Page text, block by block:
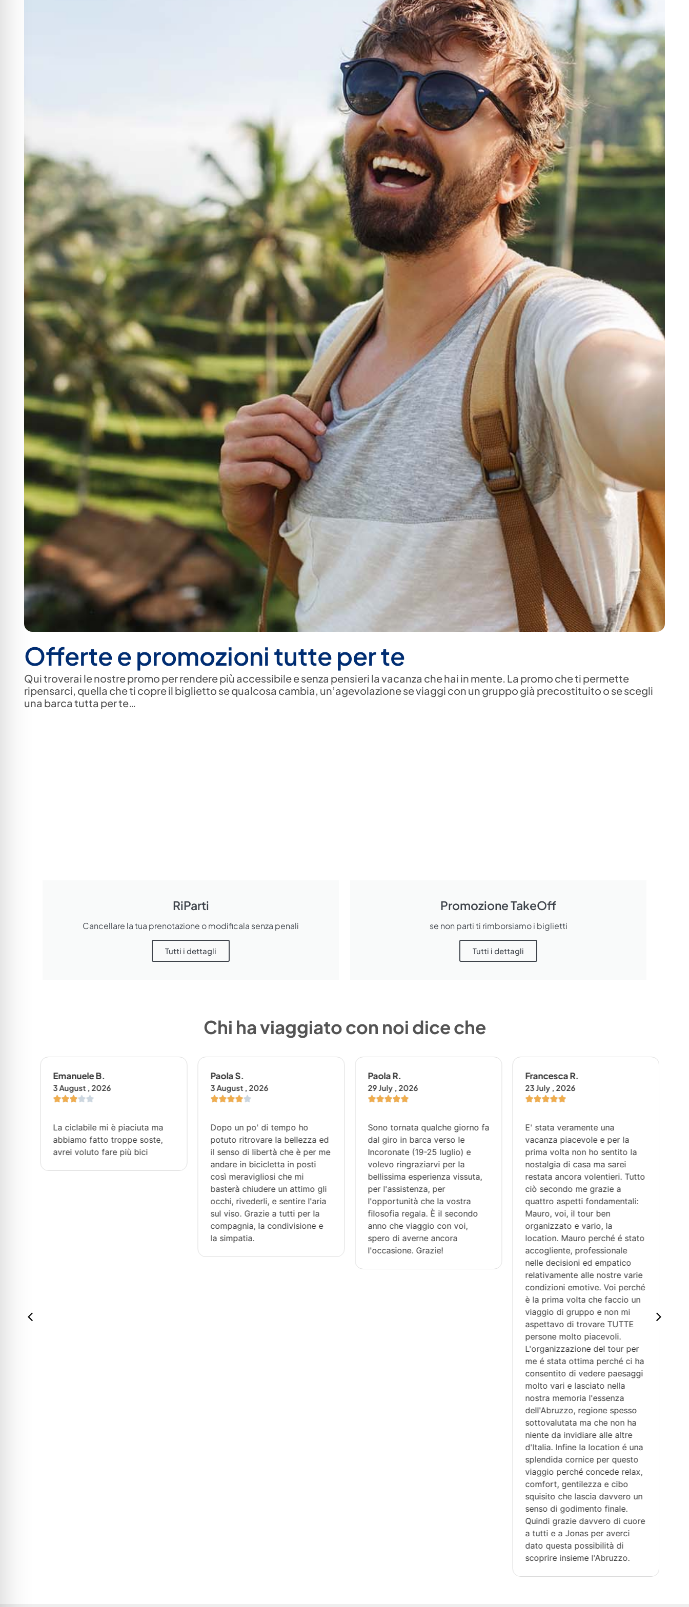
Offerte e promozioni tutte per te
Qui troverai le nostre promo per rendere più accessibile e senza pensieri la vacanza che hai in mente. La promo che ti permette
ripensarci, quella che ti copre il biglietto se qualcosa cambia, un’agevolazione se viaggi con un gruppo già precostituito o se scegli
una barca tutta per te…
RiParti
Cancellare la tua prenotazione o modificala senza penali
Tutti i dettagli
Promozione TakeOff
se non parti ti rimborsiamo i biglietti
Tutti i dettagli
Chi ha viaggiato con noi dice che
Emanuele B.
3 August , 2026
La ciclabile mi è piaciuta ma
abbiamo fatto troppe soste,
avrei voluto fare più bici
Paola S.
3 August , 2026
Dopo un po' di tempo ho
potuto ritrovare la bellezza ed
il senso di libertà che è per me
andare in bicicletta in posti
così meravigliosi che mi
basterà chiudere un attimo gli
occhi, rivederli, e sentire l'aria
sul viso. Grazie a tutti per la
compagnia, la condivisione e
la simpatia.
Paola R.
29 July , 2026
Sono tornata qualche giorno fa
dal giro in barca verso le
Incoronate (19-25 luglio) e
volevo ringraziarvi per la
bellissima esperienza vissuta,
per l'assistenza, per
l'opportunità che la vostra
filosofia regala. È il secondo
anno che viaggio con voi,
spero di averne ancora
l'occasione. Grazie!
Francesca R.
23 July , 2026
E' stata veramente una
vacanza piacevole e per la
prima volta non ho sentito la
nostalgia di casa ma sarei
restata ancora volentieri. Tutto
ciò secondo me grazie a
quattro aspetti fondamentali:
Mauro, voi, il tour ben
organizzato e vario, la
location. Mauro perché é stato
accogliente, professionale
nelle decisioni ed empatico
relativamente alle nostre varie
condizioni emotive. Voi perché
è la prima volta che faccio un
viaggio di gruppo e non mi
aspettavo di trovare TUTTE
persone molto piacevoli.
L'organizzazione del tour per
me é stata ottima perché ci ha
consentito di vedere paesaggi
molto vari e lasciato nella
nostra memoria l'essenza
dell'Abruzzo, regione spesso
sottovalutata ma che non ha
niente da invidiare alle altre
d'Italia. Infine la location é una
splendida cornice per questo
viaggio perché concede relax,
comfort, gentilezza e cibo
squisito che lascia davvero un
senso di godimento finale.
Quindi grazie davvero di cuore
a tutti e a Jonas per averci
dato questa possibilità di
scoprire insieme l'Abruzzo.